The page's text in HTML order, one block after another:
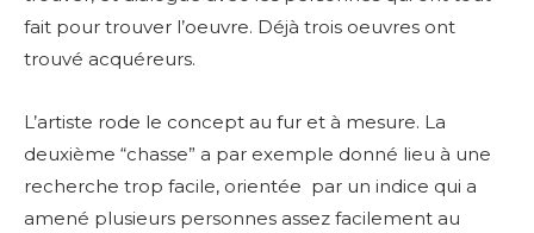
fait pour trouver l’oeuvre. Déjà trois oeuvres ont
trouvé acquéreurs.
L’artiste rode le concept au fur et à mesure. La
deuxième “chasse” a par exemple donné lieu à une
recherche trop facile, orientée par un indice qui a
amené plusieurs personnes assez facilement au